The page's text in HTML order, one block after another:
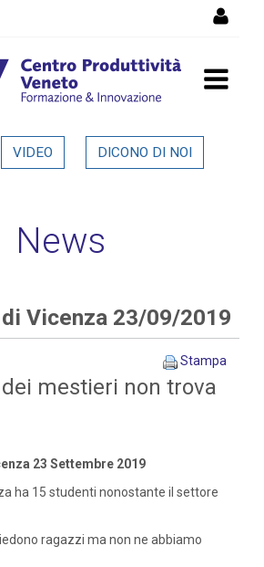
Vicenza
VIDEO DICONO DI NOI
News
Vicenza 23/09/2019
Stampa
mestieri non trova
23 Settembre 2019
ha 15 studenti nonostante il settore
ragazzi ma non ne abbiamo